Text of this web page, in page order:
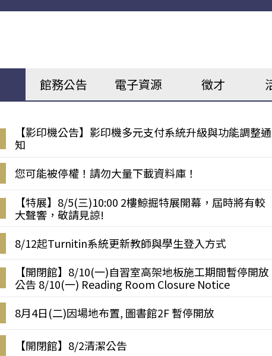
館務公告 電子資源 徵才
【影印機公告】影印機多元支付系統升級與功能調整通
知
您可能被停權！請勿大量下載資料庫！
【特展】8/5(三)10:00 2樓鯨掘特展開幕，屆時將有較
大聲響，敬請見諒!
8/12起Turnitin系統更新教師與學生登入方式
【開閉館】8/10(一)自習室高架地板施工期間暫停開放
公告 8/10(一) Reading Room Closure Notice
8月4日(二)因場地布置, 圖書館2F 暫停開放
【開閉館】8/2清潔公告